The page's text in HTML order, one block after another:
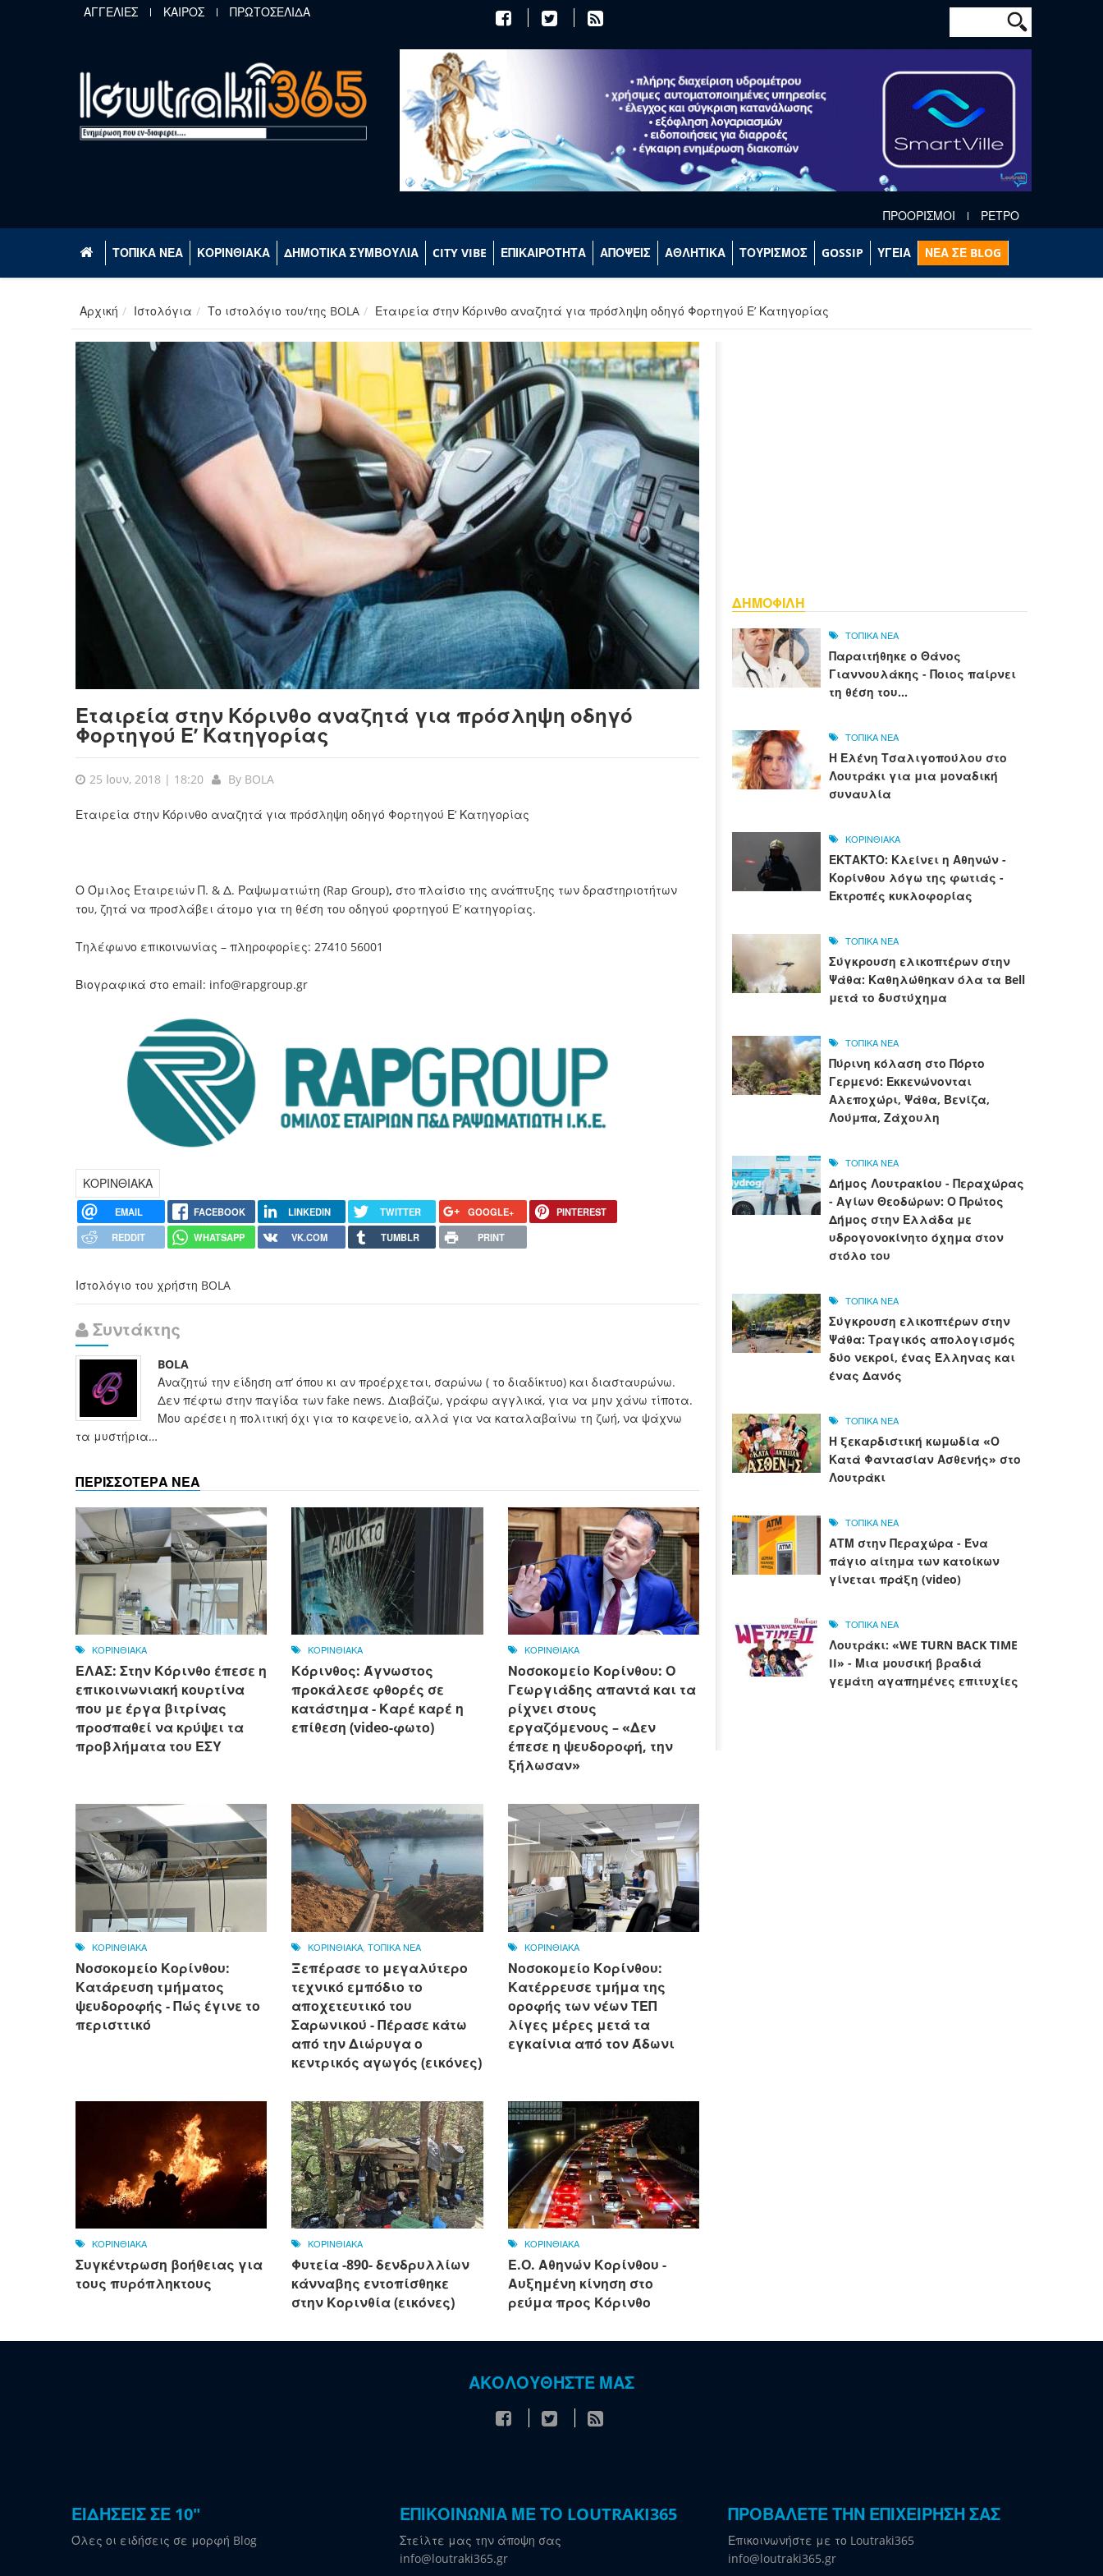
Παράκαμψη προς το κυρίως περιεχόμενο
ΑΓΓΕΛΙΕΣ ΚΑΙΡΟΣ ΠΡΩΤΟΣΕΛΙΔΑ Φόρμα
Αναζήτηση
ΠΡΟΟΡΙΣΜΟΙ ΡΕΤΡΟ
ΤΟΠΙΚΑ ΝΕΑ ΚΟΡΙΝΘΙΑΚΑ ΔΗΜΟΤΙΚΑ ΣΥΜΒΟΥΛΙΑ CITY VIBE ΕΠΙΚΑΙΡΟΤΗΤΑ ΑΠΟΨΕΙΣ ΑΘΛΗΤΙΚΑ ΤΟΥΡΙΣΜΟΣ GOSSIP ΥΓΕΙΑ ΝΕΑ ΣΕ BLOG
Αρχική Ιστολόγια Το ιστολόγιο του/της BOLA Εταιρεία στην Κόρινθο αναζητά για πρόσληψη οδηγό Φορτηγού Ε’ Κατηγορίας
Εταιρεία στην Κόρινθο αναζητά για πρόσληψη οδηγό
Φορτηγού Ε’ Κατηγορίας
25 Ιουν, 2018 | 18:20 By BOLA
Εταιρεία στην Κόρινθο αναζητά για πρόσληψη οδηγό Φορτηγού Ε’ Κατηγορίας
Ο Όμιλος Εταιρειών Π. & Δ. Ραψωματιώτη (Rap Group), στo πλαίσιο της ανάπτυξης των δραστηριοτήτων
του, ζητά να προσλάβει άτομο για τη θέση του οδηγού φορτηγού Ε’ κατηγορίας.
Τηλέφωνο επικοινωνίας – πληροφορίες: 27410 56001
Βιογραφικά στο email: info@rapgroup.gr
ΚΟΡΙΝΘΙΑΚΑ
EMAIL FACEBOOK LINKEDIN TWITTER GOOGLE+
PINTEREST
REDDIT
WHATSAPP VK.COM TUMBLR PRINT
Ιστολόγιο του χρήστη BOLA
Συντάκτης
BOLA
Αναζητώ την είδηση απ’ όπου κι αν προέρχεται, σαρώνω ( το διαδίκτυο) και διασταυρώνω.
Δεν πέφτω στην παγίδα των fake news. Διαβάζω, γράφω αγγλικά, για να μην χάνω τίποτα.
Μου αρέσει η πολιτική όχι για το καφενείο, αλλά για να καταλαβαίνω τη ζωή, να ψάχνω
τα μυστήρια…
ΠΕΡΙΣΣΟΤΕΡΑ ΝΕΑ
ΚΟΡΙΝΘΙΑΚΑ
ΕΛΑΣ: Στην Κόρινθο έπεσε η
επικοινωνιακή κουρτίνα
που με έργα βιτρίνας
προσπαθεί να κρύψει τα
προβλήματα του ΕΣΥ
ΚΟΡΙΝΘΙΑΚΑ
Κόρινθος: Άγνωστος
προκάλεσε φθορές σε
κατάστημα - Καρέ καρέ η
επίθεση (video-φωτο)
ΚΟΡΙΝΘΙΑΚΑ
Νοσοκομείο Κορίνθου: Ο
Γεωργιάδης απαντά και τα
ρίχνει στους
εργαζόμενους – «Δεν
έπεσε η ψευδοροφή, την
ξήλωσαν»
ΚΟΡΙΝΘΙΑΚΑ
Νοσοκομείο Κορίνθου:
Κατάρευση τμήματος
ψευδοροφής - Πώς έγινε το
περισττικό
ΚΟΡΙΝΘΙΑΚΑ ,ΤΟΠΙΚΑ ΝΕΑ
Ξεπέρασε το μεγαλύτερο
τεχνικό εμπόδιο το
αποχετευτικό του
Σαρωνικού - Πέρασε κάτω
από την Διώρυγα ο
κεντρικός αγωγός (εικόνες)
ΚΟΡΙΝΘΙΑΚΑ
Νοσοκομείο Κορίνθου:
Κατέρρευσε τμήμα της
οροφής των νέων ΤΕΠ
λίγες μέρες μετά τα
εγκαίνια από τον Άδωνι
ΚΟΡΙΝΘΙΑΚΑ
Συγκέντρωση βοήθειας για
τους πυρόπληκτους
ΚΟΡΙΝΘΙΑΚΑ
Φυτεία -890- δενδρυλλίων
κάνναβης εντοπίσθηκε
στην Κορινθία (εικόνες)
ΚΟΡΙΝΘΙΑΚΑ
Ε.Ο. Αθηνών Κορίνθου -
Αυξημένη κίνηση στο
ρεύμα προς Κόρινθο
ΔΗΜΟΦΙΛΗ
ΤΟΠΙΚΑ ΝΕΑ
Παραιτήθηκε ο Θάνος
Γιαννουλάκης - Ποιος παίρνει
τη θέση του...
ΤΟΠΙΚΑ ΝΕΑ
Η Ελένη Τσαλιγοπούλου στο
Λουτράκι για μια μοναδική
συναυλία
ΚΟΡΙΝΘΙΑΚΑ
ΕΚΤΑΚΤΟ: Κλείνει η Αθηνών -
Κορίνθου λόγω της φωτιάς -
Εκτροπές κυκλοφορίας
ΤΟΠΙΚΑ ΝΕΑ
Σύγκρουση ελικοπτέρων στην
Ψάθα: Καθηλώθηκαν όλα τα Bell
μετά το δυστύχημα
ΤΟΠΙΚΑ ΝΕΑ
Πύρινη κόλαση στο Πόρτο
Γερμενό: Εκκενώνονται
Αλεποχώρι, Ψάθα, Βενίζα,
Λούμπα, Ζάχουλη
ΤΟΠΙΚΑ ΝΕΑ
Δήμος Λουτρακίου - Περαχώρας
- Αγίων Θεοδώρων: Ο Πρώτος
Δήμος στην Ελλάδα με
υδρογονοκίνητο όχημα στον
στόλο του
ΤΟΠΙΚΑ ΝΕΑ
Σύγκρουση ελικοπτέρων στην
Ψάθα: Τραγικός απολογισμός
δύο νεκροί, ένας Έλληνας και
ένας Δανός
ΤΟΠΙΚΑ ΝΕΑ
Η ξεκαρδιστική κωμωδία «Ο
Κατά Φαντασίαν Ασθενής» στο
Λουτράκι
ΤΟΠΙΚΑ ΝΕΑ
ΑΤΜ στην Περαχώρα - Ένα
πάγιο αίτημα των κατοίκων
γίνεται πράξη (video)
ΤΟΠΙΚΑ ΝΕΑ
Λουτράκι: «WE TURN BACK TIME
II» - Μια μουσική βραδιά
γεμάτη αγαπημένες επιτυχίες
ΑΚΟΛΟΥΘΗΣΤΕ ΜΑΣ
ΕΙΔΗΣΕΙΣ ΣΕ 10"
Όλες οι ειδήσεις σε μορφή Blog
ΕΠΙΚΟΙΝΩΝΙΑ ΜΕ ΤΟ LOUTRAKI365
Στείλτε μας την άποψη σας
info@loutraki365.gr
ΠΡΟΒΑΛΕΤΕ ΤΗΝ ΕΠΙΧΕΙΡΗΣΗ ΣΑΣ
Επικοινωνήστε με το Loutraki365
info@loutraki365.gr